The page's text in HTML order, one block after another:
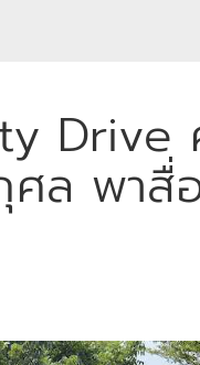
Drive
ศล พาสื่